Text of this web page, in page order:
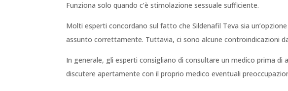
Funziona solo quando c’è stimolazione sessuale sufficiente.
Molti esperti concordano sul fatto che Sildenafil Teva sia
assunto correttamente. Tuttavia, ci sono alcune controindicazioni
In generale, gli esperti consigliano di consultare un medico prima
discutere apertamente con il proprio medico eventuali